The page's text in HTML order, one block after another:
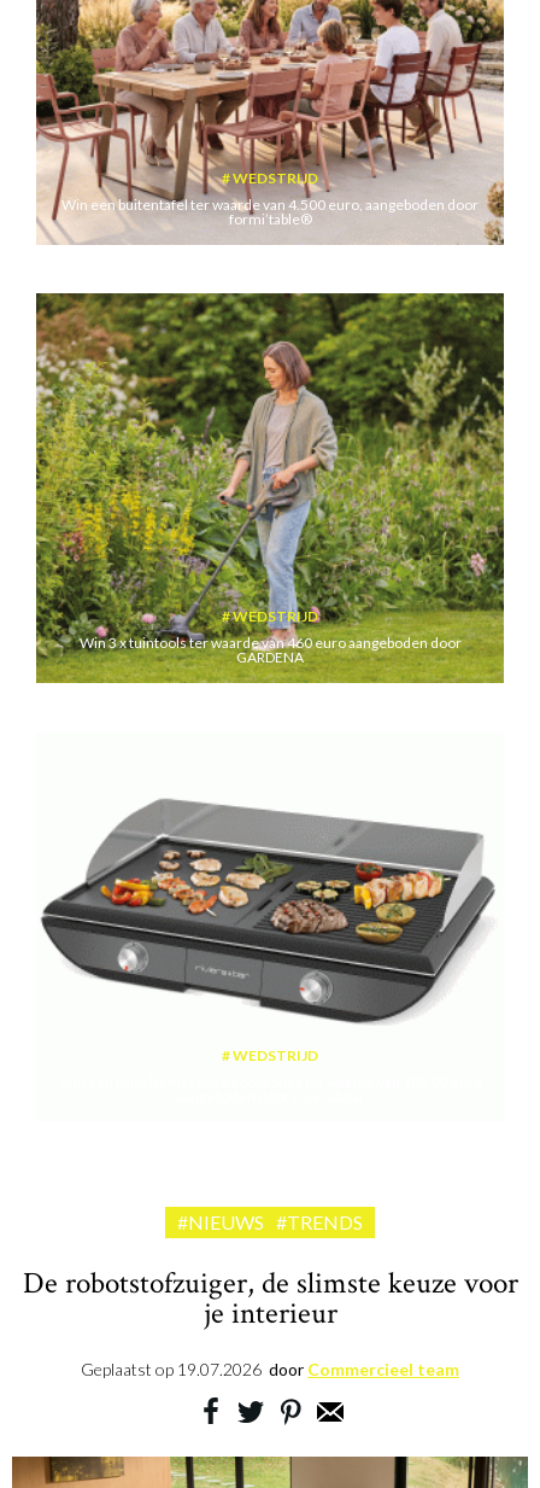
WEDSTRIJD
Win een buitentafel ter waarde van 4.500 euro, aangeboden door
formi’table®
WEDSTRIJD
Win 3 x tuintools ter waarde van 460 euro aangeboden door
GARDENA
WEDSTRIJD
#NIEUWS #TRENDS
De robotstofzuiger, de slimste keuze voor
je interieur
Geplaatst op 19.07.2026 door Commercieel team